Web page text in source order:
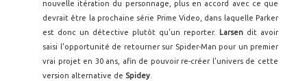
nouvelle itération du personnage, plus en accord avec ce que
devrait être la prochaine série Prime Video, dans laquelle Parker
est donc un détective plutôt qu'un reporter.
Larsen dit avoir
saisi l'opportunité de retourner sur Spider-Man pour un premier
vrai projet en 30 ans, afin de pouvoir re-créer l'univers de cette
version alternative de Spidey